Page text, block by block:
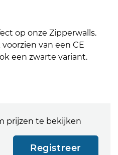
op onze Zipperwalls.
van een CE
een zwarte variant.
prijzen te bekijken
Registreer